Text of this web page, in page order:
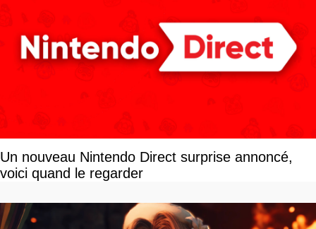
Un nouveau Nintendo Direct surprise annoncé,
voici quand le regarder